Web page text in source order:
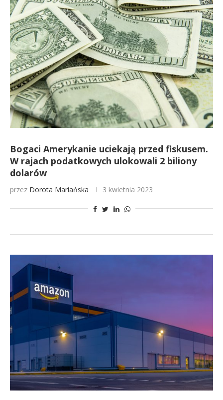
Bogaci Amerykanie uciekają przed fiskusem.
W rajach podatkowych ulokowali 2 biliony
dolarów
przez Dorota Mariańska 3 kwietnia 2023